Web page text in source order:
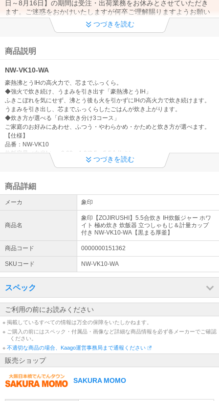
日～8月16日】の期間は受注・出荷業務をお休みとさせていただき
ます。ご迷惑をおかけいたしますが何卒ご理解賜りますようお願い
申し上げます。
地震により被害を受けられました皆さまに謹んでお見舞いを申し上
す。詳細につきましては配送業者HPをご確認くださいますようお願
【重要】エアコン自社設置サービスについて
現在、エアコンの自社設置工事のご注文につきましてはお受付を停
止させていただいております。お客様にはご迷惑をおかけしてしま
い誠に申し訳ございませんが、何卒ご了承くださいますようお願い
いたします。
ご来店お引き取りについて
現在、店頭お引き取りは休止させて頂いております。お客様にはご
【重要】在庫表記に関しまして
システム上、ご注文手続きをいただける商品に関しましては お取り
寄せ商品でございましても【在庫〇】の表記となっております。 納
期目安につきましては【発送日】をご参照いただきますようお願い
申し上げます。
大阪府内・一部近隣地域 大型家電等の【設置サービス】
弊社スタッフによる大阪府内・一部近隣地域のみ対応の設置配送サ
さい。
店休日について
通常土日祝日は店休日となりますため、休日中のご注文のお受付・
お問い合わせのご返信は翌営業日より順次行います。営業日に関し
ましては商品ページの営業日カレンダーにてご確認ください。
つづきを読む
商品説明
NW-VK10-WA
豪熱沸とうIHの高火力で、芯までふっくら。
◆強火で炊き続け、うまみを引き出す「豪熱沸とうIH」
ふきこぼれを気にせず、沸とう後も火を引かずにIHの高火力で炊き続けます。
うまみを引き出し、芯までふっくらしたごはんが炊き上がります。
◆炊き方が選べる「白米炊き分け3コース」
ご家庭のお好みにあわせ、ふつう・やわらかめ・かためと炊き方が選べます。
【仕様】
品番：NW-VK10
炊飯容量（白米L）：0.09～1.0(0.5～5.5合炊き)
炊飯時消費電力（W）：1105
外形寸法 幅×奥行×高さ（約cm）：25.5×37.5×20.5
質量（約kg）：4.1
省エネ基準達成率：111％（エコ炊飯）
年間消費電力量：79.2kWh/年（エコ炊飯）
メーカー：ZOJIRUSHI（象印）
JANコード：4974305230881
つづきを読む
商品詳細
メーカ 象印
商品名
象印【ZOJIRUSHI】5.5合炊き IH炊飯ジャー ホワ
イト 極め炊き 炊飯器 立つしゃもじ＆計量カップ
付き NW-VK10-WA【黒まる厚釜】
商品コード 0000000151362
SKUコード NW-VK10-WA
スペック
ご利用の前にお読みください
※ 掲載しているすべての情報は万全の保障をいたしかねます。
※ ご購入の前にはスペック・付属品・画像など詳細な商品情報を必ず各メーカーでご確認
ください。
※ 不適切な商品の場合、Kaago運営事務局まで通報ください
販売ショップ
SAKURA MOMO